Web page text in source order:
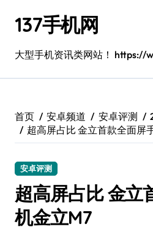
137手机网
大型手机资讯类网站！ https://
首页 安卓频道 安卓评测
超高屏占比 金立首款全面屏
安卓评测
超高屏占比 金立
机金立M7